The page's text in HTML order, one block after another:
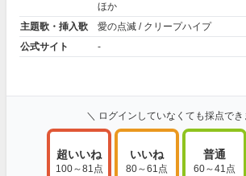
ほか
主題歌・挿入歌
愛の点滅 / クリープハイプ
公式サイト
-
＼ ログインしていなくても採点でき
超いいね
100～81点
いいね
80～61点
普通
60～41点